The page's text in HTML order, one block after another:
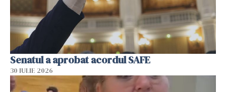
Senatul a aprobat acordul SAFE
30 IULIE 2026